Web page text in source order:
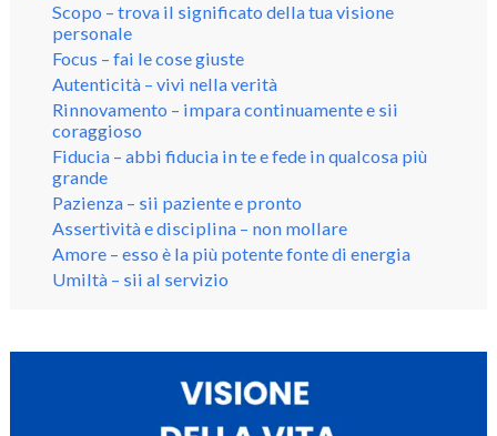
Scopo – trova il significato della tua visione
personale
Focus – fai le cose giuste
Autenticità – vivi nella verità
Rinnovamento – impara continuamente e sii
coraggioso
Fiducia – abbi fiducia in te e fede in qualcosa più
grande
Pazienza – sii paziente e pronto
Assertività e disciplina – non mollare
Amore – esso è la più potente fonte di energia
Umiltà – sii al servizio